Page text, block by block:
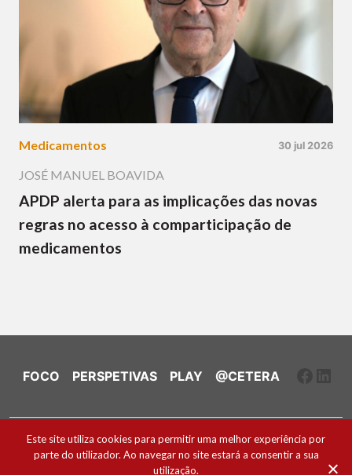
Medicamentos 30 jul 2026
JOSÉ MANUEL BOAVIDA
APDP alerta para as implicações das novas
regras no acesso à comparticipação de
medicamentos
FOCO PERSPETIVAS PLAY @CETERA
Ficha Técnica e Estatuto Editorial
Política de Cookies
Este site utiliza cookies para permitir uma melhor experiência por
parte do utilizador. Ao navegar no site estará a consentir a sua
utilização.